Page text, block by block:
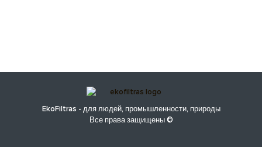
EkoFiltras - для людей, промышленности, природы
Все права защищены ©